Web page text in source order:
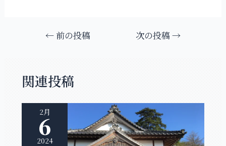
←前の投稿 次の投稿→
関連投稿
2月
6
2024